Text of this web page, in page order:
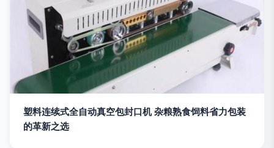
塑料连续式全自动真空包封口机 杂粮熟食饲料省力包装
的革新之选